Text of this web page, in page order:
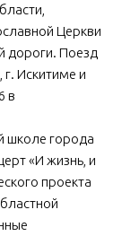
Церкви
дороги. Поезд
г. Искитиме и
в
школе города
«И жизнь, и
проекта